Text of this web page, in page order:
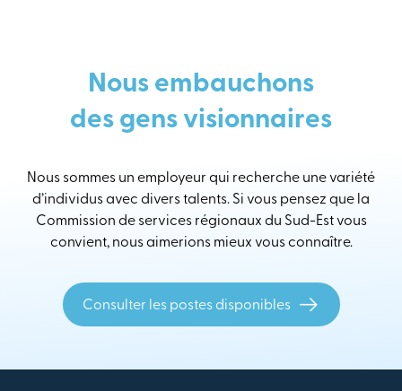
Nous embauchons
des gens visionnaires
Nous sommes un employeur qui recherche une variété
d’individus avec divers talents. Si vous pensez que la
Commission de services régionaux du Sud-Est vous
convient, nous aimerions mieux vous connaître.
Consulter les postes disponibles